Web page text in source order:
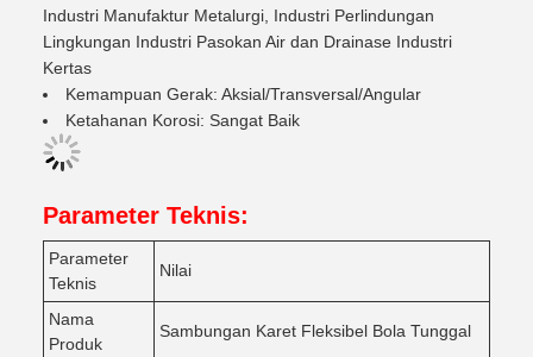
Industri Manufaktur Metalurgi, Industri Perlindungan
Lingkungan Industri Pasokan Air dan Drainase Industri
Kertas
Kemampuan Gerak: Aksial/Transversal/Angular
Ketahanan Korosi: Sangat Baik
Parameter Teknis:
Parameter
Teknis
Nilai
Nama
Produk
Sambungan Karet Fleksibel Bola Tunggal